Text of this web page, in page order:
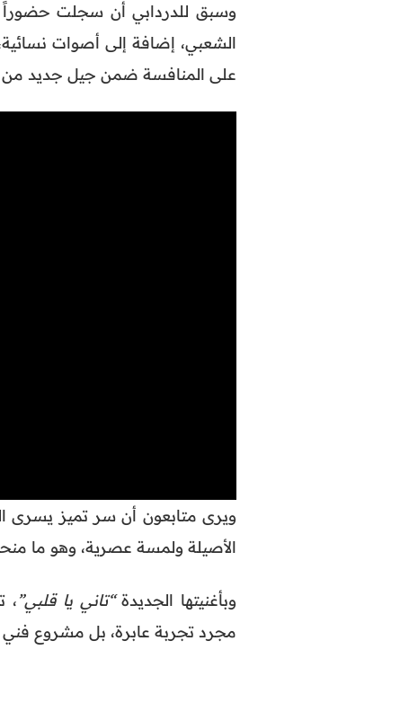
وسبق للدردابي أن سجلت حضوراً
الشعبي، إضافة إلى أصوات
على المنافسة ضمن جيل جديد من
ويرى متابعون أن سر تميز يسرى
الأصيلة ولمسة عصرية، وهو ما
وبأغنيتها الجديدة“تاني يا قلبي”،
مجرد تجربة عابرة، بل مشروع فني